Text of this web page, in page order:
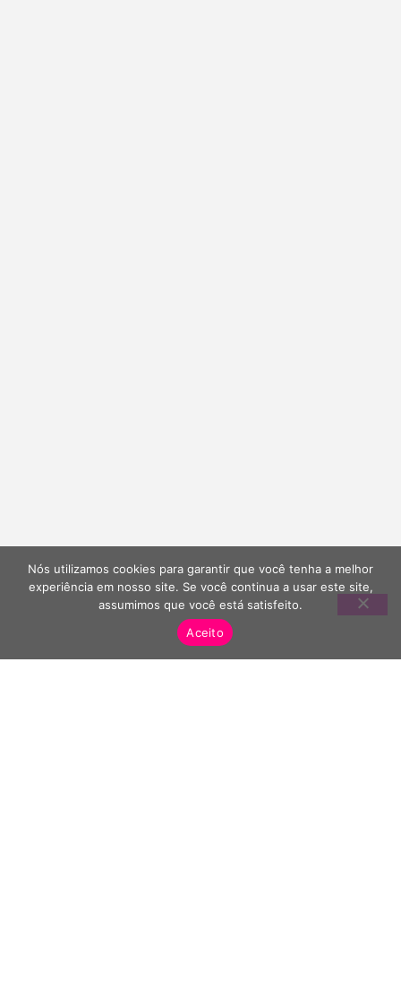
Nós utilizamos cookies para garantir que você tenha a melhor
experiência em nosso site. Se você continua a usar este site,
assumimos que você está satisfeito.
Aceito